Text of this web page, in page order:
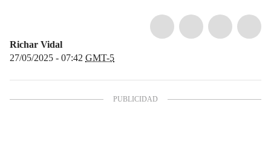
Richar Vidal
27/05/2025 - 07:42 GMT-5